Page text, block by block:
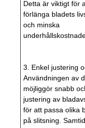
Detta är viktigt för
förlänga bladets
och minska
3. Enkel justering
Användningen av
möjliggör snabb
justering av
för att passa olika
på slitsning.